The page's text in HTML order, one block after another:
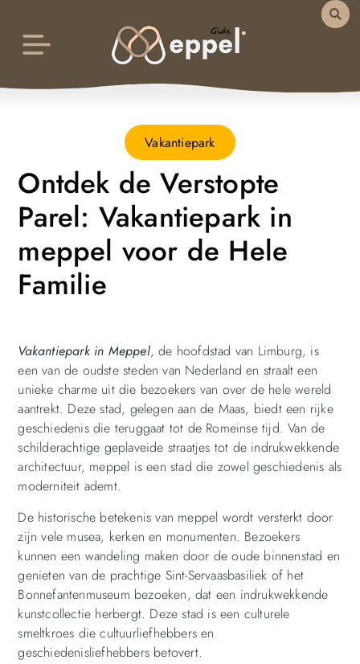
Vakantiepark
Ontdek de Verstopte
Parel: Vakantiepark in
meppel voor de Hele
Familie
Vakantiepark in Meppel, de hoofdstad van Limburg, is
een van de oudste steden van Nederland en straalt een
unieke charme uit die bezoekers van over de hele wereld
aantrekt. Deze stad, gelegen aan de Maas, biedt een rijke
geschiedenis die teruggaat tot de Romeinse tijd. Van de
schilderachtige geplaveide straatjes tot de indrukwekkende
architectuur, meppel is een stad die zowel geschiedenis als
moderniteit ademt.
De historische betekenis van meppel wordt versterkt door
zijn vele musea, kerken en monumenten. Bezoekers
kunnen een wandeling maken door de oude binnenstad en
genieten van de prachtige Sint-Servaasbasiliek of het
Bonnefantenmuseum bezoeken, dat een indrukwekkende
kunstcollectie herbergt. Deze stad is een culturele
smeltkroes die cultuurliefhebbers en
geschiedenisliefhebbers betovert.